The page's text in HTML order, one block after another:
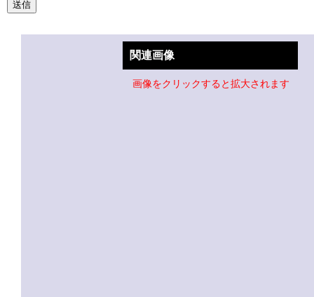
関連画像
画像をクリックすると拡大されます